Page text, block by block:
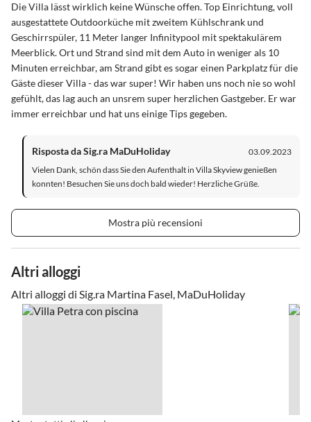
Die Villa lässt wirklich keine Wünsche offen. Top Einrichtung, voll
ausgestattete Outdoorküche mit zweitem Kühlschrank und
Geschirrspüler, 11 Meter langer Infinitypool mit spektakulärem
Meerblick. Ort und Strand sind mit dem Auto in weniger als 10
Minuten erreichbar, am Strand gibt es sogar einen Parkplatz für die
Gäste dieser Villa - das war super! Wir haben uns noch nie so wohl
gefühlt, das lag auch an unsrem super herzlichen Gastgeber. Er war
immer erreichbar und hat uns einige Tips gegeben.
Risposta da Sig.ra MaDuHoliday
03.09.2023
Vielen Dank, schön dass Sie den Aufenthalt in Villa Skyview genießen
konnten! Besuchen Sie uns doch bald wieder! Herzliche Grüße.
Mostra più recensioni
Altri alloggi
Altri alloggi di Sig.ra Martina Fasel, MaDuHoliday